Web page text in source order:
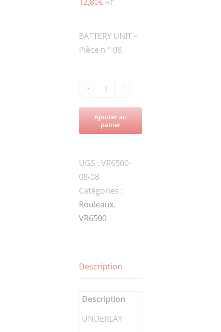
HT
BATTERY UNIT –
Pièce n ° 08
quantité
de
VR6500-
ROL650-
UNDERLAY
Ajouter au
panier
UGS : VR6500-
08-08
Catégories :
Rouleaux,
VR6500
Description
Description
UNDERLAY